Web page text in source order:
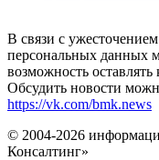
В связи с
персональных данных
возможность
Обсудить новости
https://vk.com/bmk.news
© 2004-2026
Консалтинг»